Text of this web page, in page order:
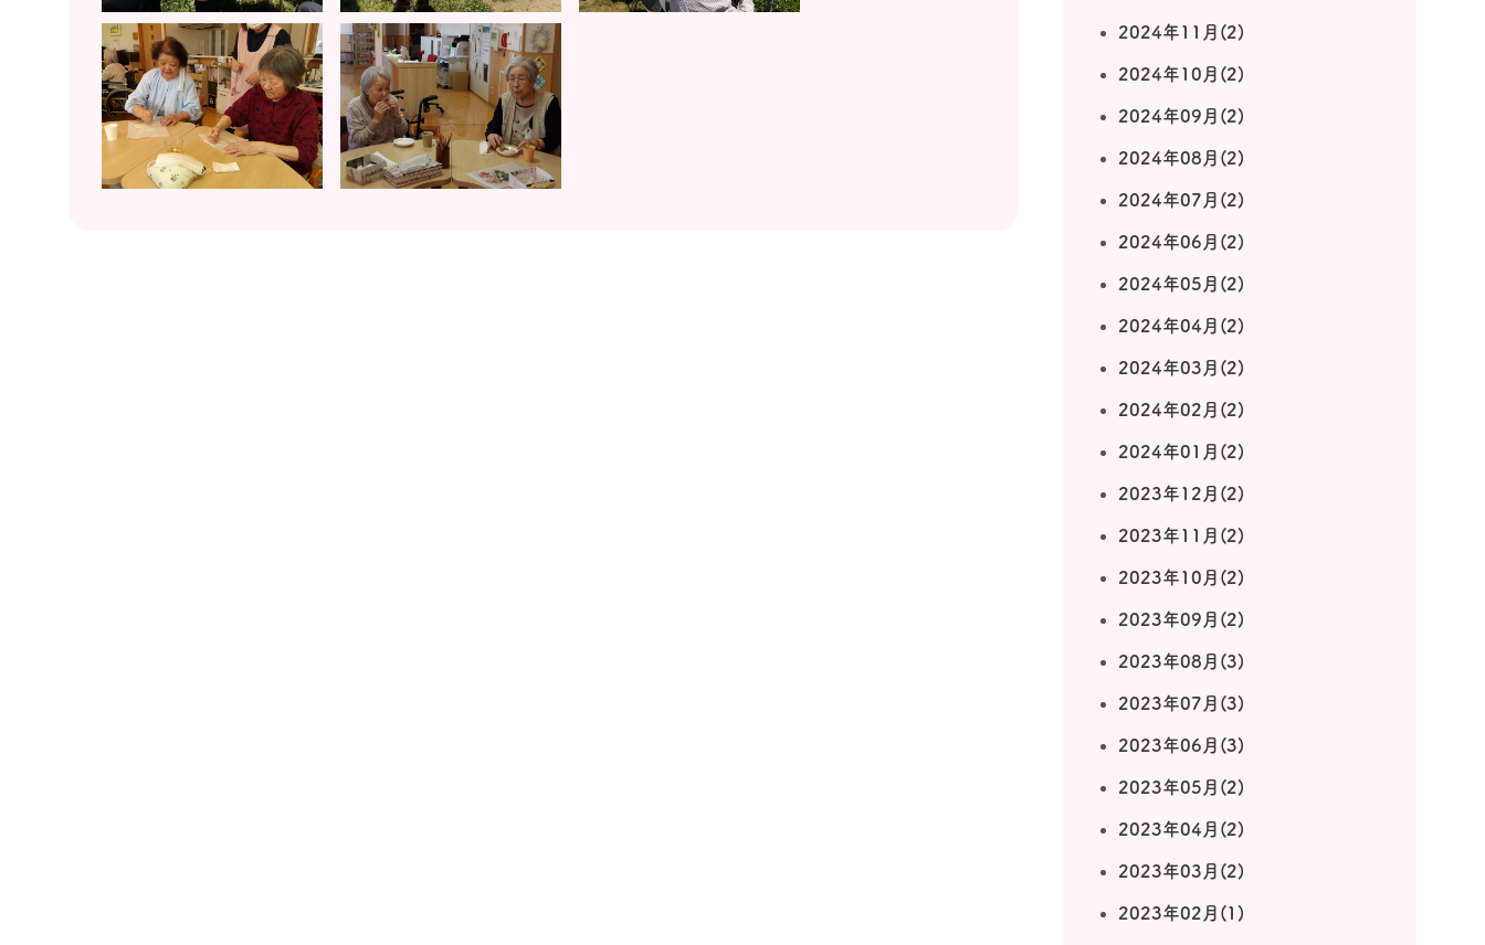
2024年11月(2)
2024年10月(2)
2024年09月(2)
2024年08月(2)
2024年07月(2)
2024年06月(2)
2024年05月(2)
2024年04月(2)
2024年03月(2)
2024年02月(2)
2024年01月(2)
2023年12月(2)
2023年11月(2)
2023年10月(2)
2023年09月(2)
2023年08月(3)
2023年07月(3)
2023年06月(3)
2023年05月(2)
2023年04月(2)
2023年03月(2)
2023年02月(1)